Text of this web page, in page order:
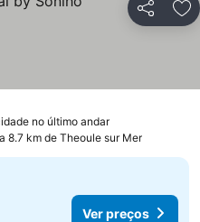
Partilhar
no último andar
8.7 km de Theoule sur Mer
Ver preços